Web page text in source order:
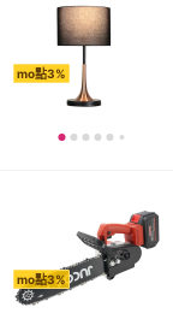
mo點3%
mo點3%